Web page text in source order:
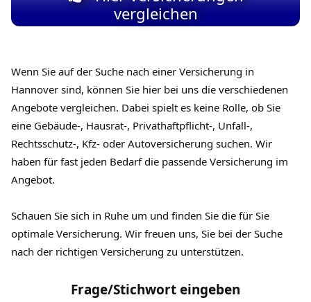
vergleichen
Wenn Sie auf der Suche nach einer Versicherung in
Hannover sind, können Sie hier bei uns die verschiedenen
Angebote vergleichen. Dabei spielt es keine Rolle, ob Sie
eine Gebäude-, Hausrat-, Privathaftpflicht-, Unfall-,
Rechtsschutz-, Kfz- oder Autoversicherung suchen. Wir
haben für fast jeden Bedarf die passende Versicherung im
Angebot.
Schauen Sie sich in Ruhe um und finden Sie die für Sie
optimale Versicherung. Wir freuen uns, Sie bei der Suche
nach der richtigen Versicherung zu unterstützen.
Frage/Stichwort eingeben